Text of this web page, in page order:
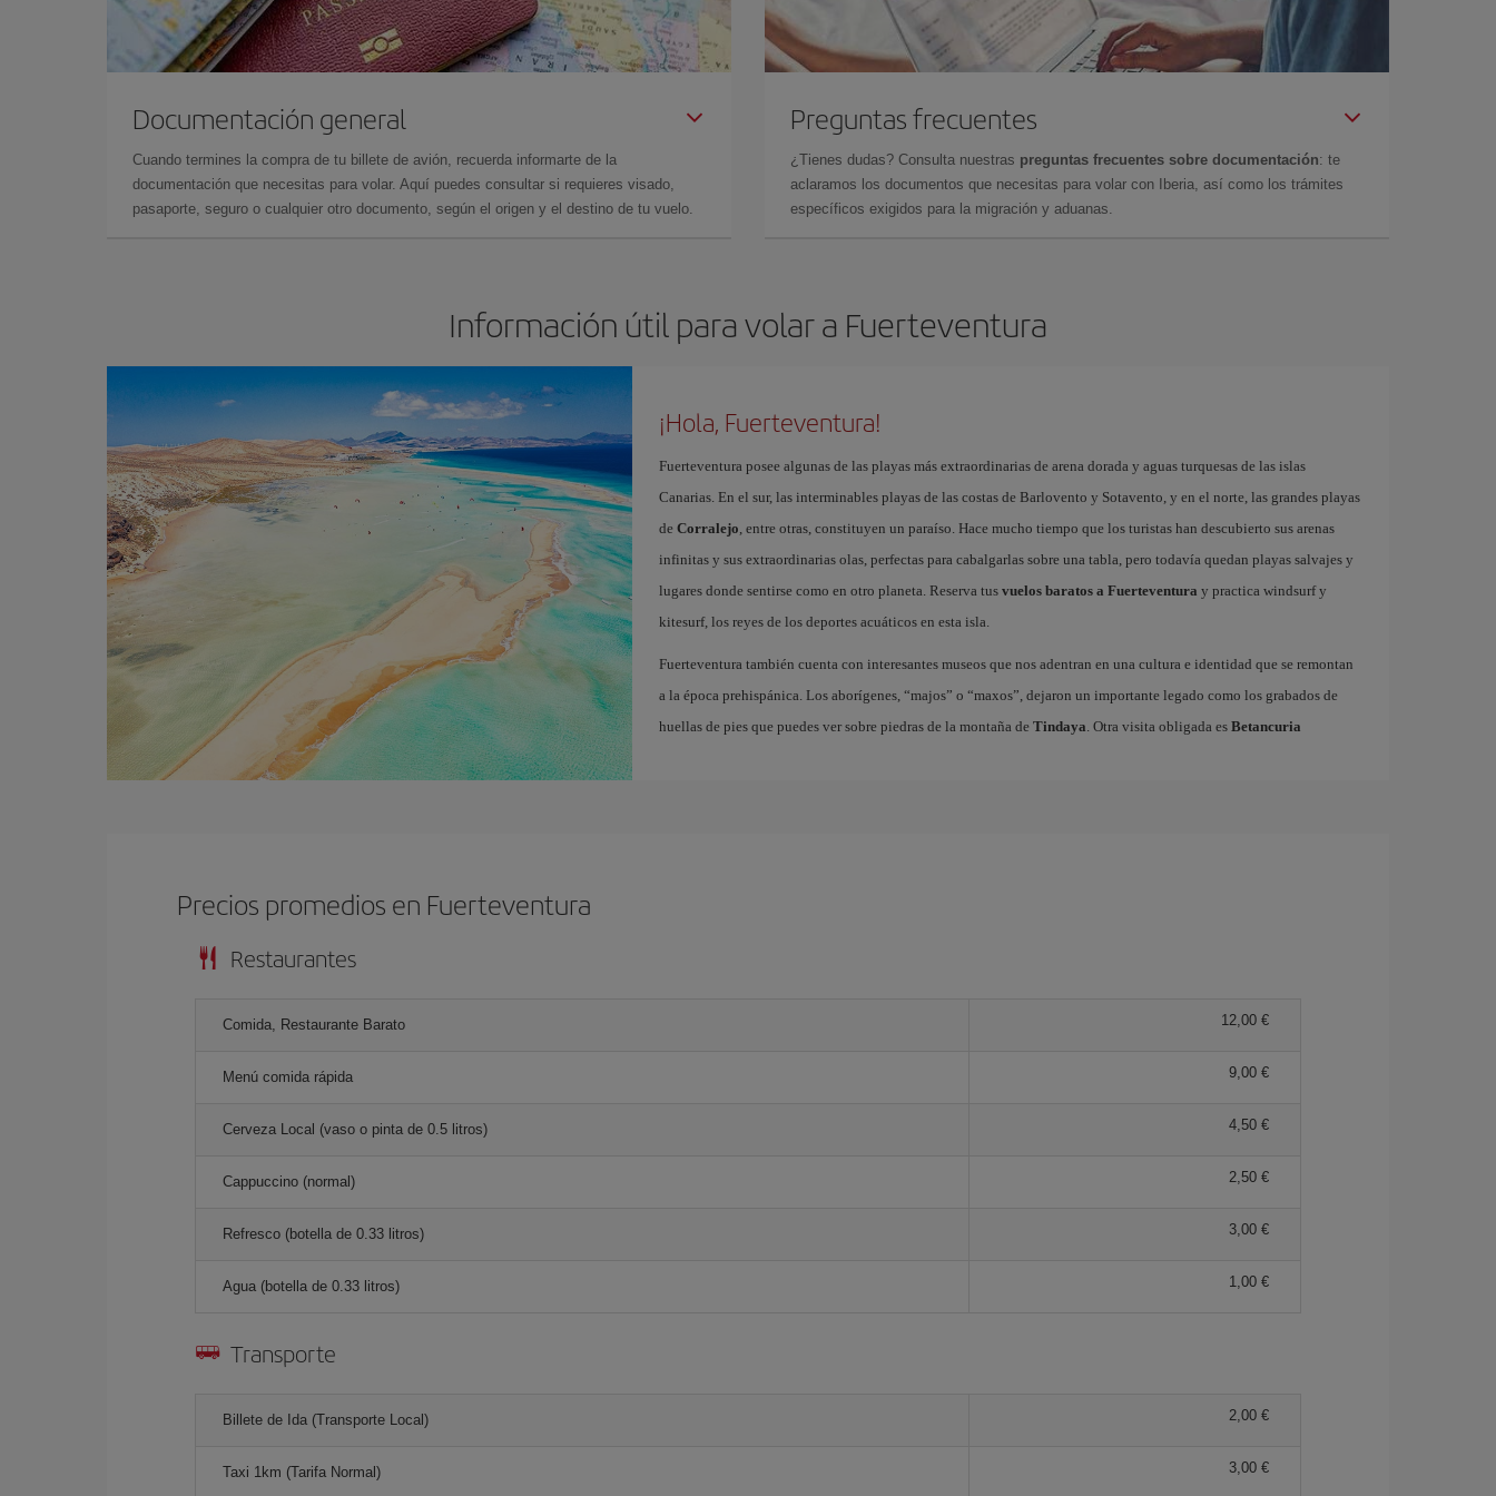
Documentación general
Cuando termines la compra de tu billete de avión, recuerda informarte de la
documentación que necesitas para volar. Aquí puedes consultar si requieres visado,
pasaporte, seguro o cualquier otro documento, según el origen y el destino de tu vuelo.
Preguntas frecuentes
¿Tienes dudas? Consulta nuestras preguntas frecuentes sobre documentación: te
aclaramos los documentos que necesitas para volar con Iberia, así como los trámites
específicos exigidos para la migración y aduanas.
Información útil para volar a Fuerteventura
¡Hola, Fuerteventura!
Fuerteventura posee algunas de las playas más extraordinarias de arena dorada y aguas turquesas de las islas
Canarias. En el sur, las interminables playas de las costas de Barlovento y Sotavento, y en el norte, las grandes playas
de Corralejo, entre otras, constituyen un paraíso. Hace mucho tiempo que los turistas han descubierto sus arenas
infinitas y sus extraordinarias olas, perfectas para cabalgarlas sobre una tabla, pero todavía quedan playas salvajes y
lugares donde sentirse como en otro planeta. Reserva tus vuelos baratos a Fuerteventura y practica windsurf y
kitesurf, los reyes de los deportes acuáticos en esta isla.
Fuerteventura también cuenta con interesantes museos que nos adentran en una cultura e identidad que se remontan
a la época prehispánica. Los aborígenes, “majos” o “maxos”, dejaron un importante legado como los grabados de
huellas de pies que puedes ver sobre piedras de la montaña de Tindaya. Otra visita obligada es Betancuria
Precios promedios en Fuerteventura
Restaurantes
Comida, Restaurante Barato 12,00 €
Menú comida rápida 9,00 €
Cerveza Local (vaso o pinta de 0.5 litros) 4,50 €
Cappuccino (normal) 2,50 €
Refresco (botella de 0.33 litros) 3,00 €
Agua (botella de 0.33 litros) 1,00 €
Transporte
Billete de Ida (Transporte Local) 2,00 €
Taxi 1km (Tarifa Normal) 3,00 €